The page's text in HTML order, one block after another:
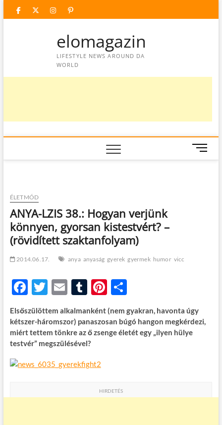
facebooktwitter
instagram
googleplus
pinterest
elomagazin
LIFESTYLE NEWS AROUND DA
WORLD
M
e
ÉLETMÓD
ANYA-LZIS 38.: Hogyan verjünk
könnyen, gyorsan kistestvért? –
(rövidített szaktanfolyam)
2014.06.17. anya anyaság gyerek gyermek humor vicc
F
ac
e
b
o
o
T
itt
er
E
m
ail
T
u
m
bl
r
Pi
nt
er
es
O
ss
za
m
Elsőszülöttem alkalmanként (nem gyakran, havonta úgy
kétszer-háromszor) panaszosan búgó hangon megkérdezi,
miért tettem tönkre az ő zsenge életét egy „ilyen hülye
testvér” megszülésével?
HIRDETÉS